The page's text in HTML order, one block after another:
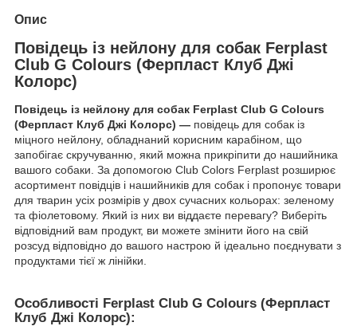
Опис
Повідець із нейлону для собак Ferplast
Club G Colours (Ферпласт Клуб Джі
Колорс)
Повідець із нейлону для собак Ferplast Club G Colours
(Ферпласт Клуб Джі Колорс) — повідець для собак із
міцного нейлону, обладнаний корисним карабіном, що
запобігає скручуванню, який можна прикріпити до нашийника
вашого собаки. За допомогою Club Colors Ferplast розширює
асортимент повідців і нашийників для собак і пропонує товари
для тварин усіх розмірів у двох сучасних кольорах: зеленому
та фіолетовому. Який із них ви віддаєте перевагу? Виберіть
відповідний вам продукт, ви можете змінити його на свій
розсуд відповідно до вашого настрою й ідеально поєднувати з
продуктами тієї ж лінійки.
Особливості Ferplast Club G Colours (Ферпласт
Клуб Джі Колорс):